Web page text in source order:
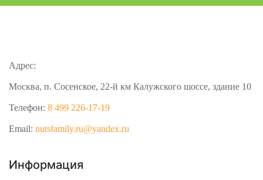
Адрес:
Москва, п. Сосенское, 22-й км Калужского шоссе, здание 10
Телефон: 8 499 226-17-19
Email: nutsfamily.ru@yandex.ru
Информация